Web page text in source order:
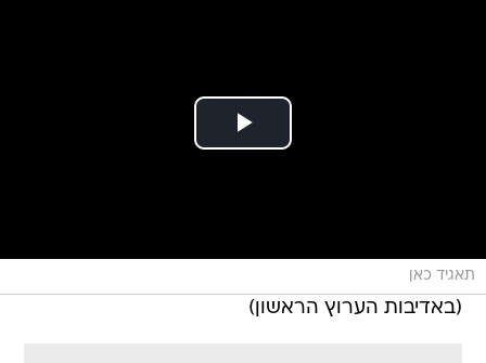
תאגיד כאן
(באדיבות הערוץ הראשון)